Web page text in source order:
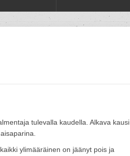
tulevalla kaudella. Alkava kausi
ylimääräinen on jäänyt pois ja